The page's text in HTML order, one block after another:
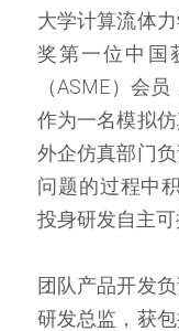
大学计算流体
奖第一位中国
（ASME）会
作为一名模拟
外企仿真部门
问题的过程中
投身研发自主可
团队产品开发
研发总监，获